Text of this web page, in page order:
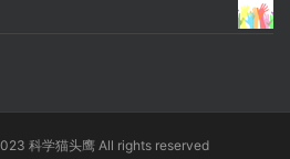
科学猫头鹰 All rights reserved